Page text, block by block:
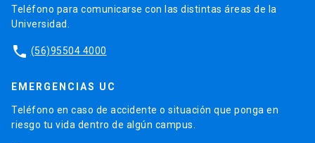
Teléfono para comunicarse con las distintas áreas de la
Universidad.
phone (56)95504 4000
EMERGENCIAS UC
Teléfono en caso de accidente o situación que ponga en
riesgo tu vida dentro de algún campus.